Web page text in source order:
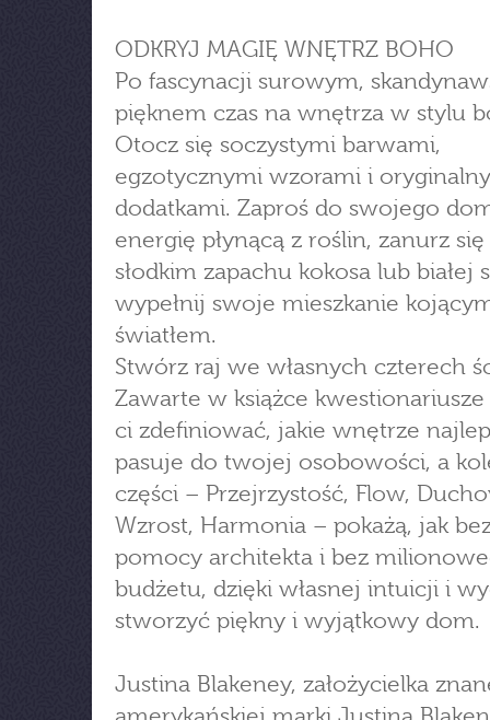
ODKRYJ MAGIĘ WNĘTRZ BOHO
Po fascynacji surowym,
pięknem czas na wnętrza w stylu
Otocz się soczystymi barwami,
egzotycznymi wzorami i
dodatkami. Zaproś do swojego
energię płynącą z roślin, zanurz
słodkim zapachu kokosa lub białej
wypełnij swoje mieszkanie
światłem.
Stwórz raj we własnych czterech
Zawarte w książce
ci zdefiniować, jakie wnętrze
pasuje do twojej osobowości, a
części – Przejrzystość, Flow,
Wzrost, Harmonia – pokażą, jak
pomocy architekta i bez
budżetu, dzięki własnej intuicji i
stworzyć piękny i wyjątkowy dom.
Justina Blakeney, założycielka